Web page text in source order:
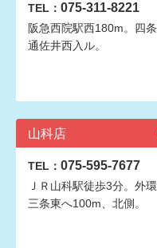
TEL： 075-311-8221
阪急西院駅西180m。四条
通佐井西入ル。
山科店
TEL： 075-595-7677
ＪＲ山科駅徒歩3分。外環
三条東へ100m、北側。